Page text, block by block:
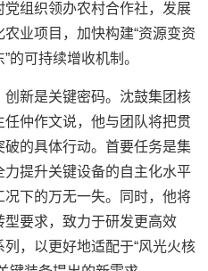
组织领办农村合作社，发展
业项目，加快构建“资源变资
的可持续增收机制。
新是关键密码。沈鼓集团核
仲作文说，他与团队将把贯
的具体行动。首要任务是集
提升关键设备的自主化水平
下的万无一失。同时，他将
要求，致力于研发更高效
，以更好地适配于“风光火核